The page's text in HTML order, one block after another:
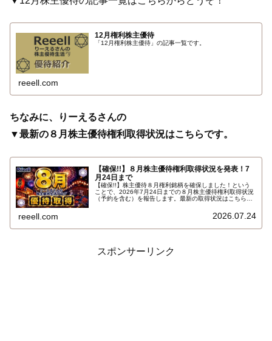
12月権利株主優待
「12月権利株主優待」の記事一覧です。
reeell.com
ちなみに、りーえるさんの
▼最新の８月株主優待権利取得状況はこちらです。
【確保!!】８月株主優待権利取得状況を発表！7
月24日まで
【確保!!】株主優待８月権利銘柄を確保しました！という
ことで、2026年7月24日までの８月株主優待権利取得状況
（予約を含む）を報告します。最新の取得状況はこちらで
reeell.com 2026.07.24
スポンサーリンク